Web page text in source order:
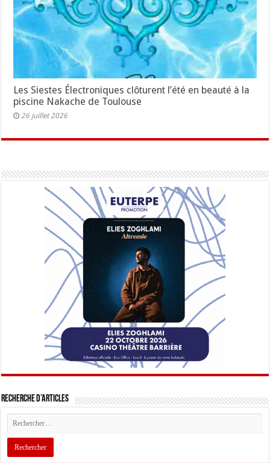
Les Siestes Électroniques clôturent l’été en beauté à la
piscine Nakache de Toulouse
26 juillet 2026
Recherche d’articles